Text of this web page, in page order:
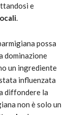
e
.
possa
dominazione
un ingrediente
influenzata
diffondere la
non è solo un